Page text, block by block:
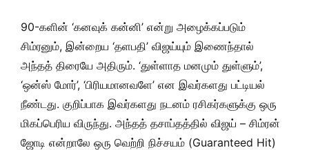
90-களின் ‘கனவுக் கன்னி’ என்று அழைக்கப்படும்
சிம்ரனும், இன்றைய ‘தளபதி’ விஜய்யும் இணைந்தால்
அந்தத் திரையே அதிரும். ‘துள்ளாத மனமும் துள்ளும்’,
‘ஒன்ஸ் மோர்’, ‘பிரியமானவளே’ என இவர்களது பட்டியல்
நீண்டது. குறிப்பாக இவர்களது நடனம் ரசிகர்களுக்கு ஒரு
மிகப்பெரிய விருந்து. அந்தத் தசாப்தத்தில் விஜய் – சிம்ரன்
ஜோடி என்றாலே ஒரு வெற்றி நிச்சயம் (Guaranteed Hit)